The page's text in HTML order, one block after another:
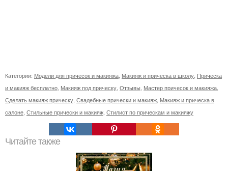
Категории: Модели для причесок и макияжа Макияж и прическа в школу Прическа
и макияж бесплатно Макияж под прическу Отзывы Мастер причесок и макияжа
Сделать макияж прическу Свадебные прически и макияж Макияж и прическа в
салоне Стильные прически и макияж Стилист по прическам и макияжу
Читайте также